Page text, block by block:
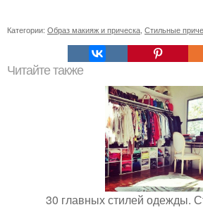
Категории: Образ макияж и прическа Стильные
Читайте также
30 главных стилей одежды.